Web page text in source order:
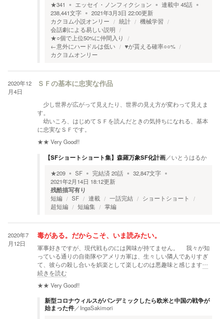
★341 エッセイ・ノンフィクション 連載中 45話
238,441文字 2021年3月3日 22:00更新
カクヨム小説オンリー
統計
機械学習
会話劇による易しい説明
★○個で上位50%に仲間入り
←意外にハードルは低い
♥が貰える確率○○%
カクヨムオンリー
2020年12
月4日
ＳＦの基本に忠実な作品
少し世界が広がって見えたり、世界の見え方が変わって見えま
す。
幼いころ、はじめてＳＦを読んだときの気持ちになれる、基本
に忠実なＳＦです。
★★ Very Good!!
【SFショートショート集】森羅万象SF化計画／いとうはるか
★209 SF 完結済20話 32,847文字
2021年2月14日 18:12更新
残酷描写有り
短編 SF 連載 一話完結
ショートショート
超短編
短編集 掌編
2020年7
月12日
毒がある。だからこそ、いま読みたい。
軍事好きですが、現代戦ものには興味が持てません。 我々が知
っている通りの自衛隊やアメリカ軍は、生々しい隣人でありすぎ
て、彼らの殺し合いを娯楽として楽しむのは悪趣味と感じます…
続きを読む
★★ Very Good!!
新型コロナウィルスがパンデミックしたら欧米と中国の戦争が
始まった件／IngaSakimori